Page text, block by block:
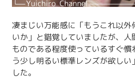
凄まじい万能感に「もうこれ以
いか」と錯覚していましたが、
ものである程度使っているすぐ
う少し明るい標準レンズが欲しい
した。